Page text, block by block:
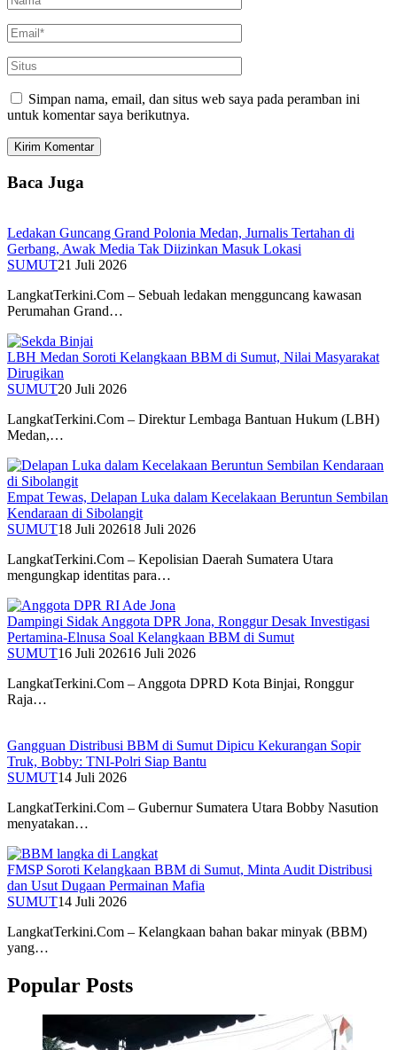
Simpan nama, email, dan situs web saya pada peramban ini
untuk komentar saya berikutnya.
Baca Juga
Ledakan Guncang Grand Polonia Medan, Jurnalis Tertahan di
Gerbang, Awak Media Tak Diizinkan Masuk Lokasi
SUMUT21 Juli 2026
LangkatTerkini.Com – Sebuah ledakan mengguncang kawasan
Perumahan Grand…
LBH Medan Soroti Kelangkaan BBM di Sumut, Nilai Masyarakat
Dirugikan
SUMUT20 Juli 2026
LangkatTerkini.Com – Direktur Lembaga Bantuan Hukum (LBH)
Medan,…
Empat Tewas, Delapan Luka dalam Kecelakaan Beruntun Sembilan
Kendaraan di Sibolangit
SUMUT18 Juli 202618 Juli 2026
LangkatTerkini.Com – Kepolisian Daerah Sumatera Utara
mengungkap identitas para…
Dampingi Sidak Anggota DPR Jona, Ronggur Desak Investigasi
Pertamina-Elnusa Soal Kelangkaan BBM di Sumut
SUMUT16 Juli 202616 Juli 2026
LangkatTerkini.Com – Anggota DPRD Kota Binjai, Ronggur
Raja…
Gangguan Distribusi BBM di Sumut Dipicu Kekurangan Sopir
Truk, Bobby: TNI-Polri Siap Bantu
SUMUT14 Juli 2026
LangkatTerkini.Com – Gubernur Sumatera Utara Bobby Nasution
menyatakan…
FMSP Soroti Kelangkaan BBM di Sumut, Minta Audit Distribusi
dan Usut Dugaan Permainan Mafia
SUMUT14 Juli 2026
LangkatTerkini.Com – Kelangkaan bahan bakar minyak (BBM)
yang…
Popular Posts